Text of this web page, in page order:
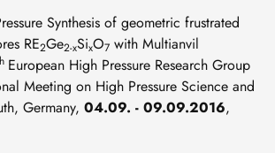
Synthesis of geometric frustrated
RE2Ge2-xSixO7 with Multianvil
European High Pressure Research Group
Meeting on High Pressure Science and
Germany, 04.09. - 09.09.2016,